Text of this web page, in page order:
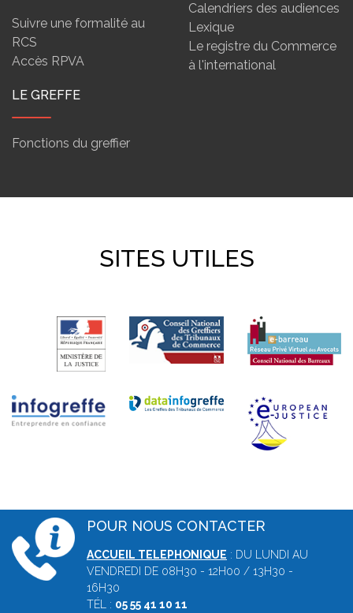
Suivre une formalité au
RCS
Accès RPVA
Calendriers des audiences
Lexique
Le registre du Commerce
à l'international
LE GREFFE
Fonctions du greffier
SITES UTILES
POUR NOUS CONTACTER
ACCUEIL TELEPHONIQUE : DU LUNDI AU
VENDREDI DE 08H30 - 12H00 / 13H30 -
16H30
TÉL : 05 55 41 10 11